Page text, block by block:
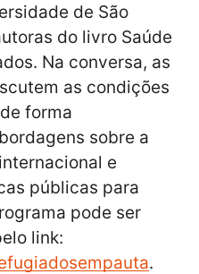
de São
do livro Saúde
Na conversa, as
as condições
forma
sobre a
e
públicas para
pode ser
link:
.